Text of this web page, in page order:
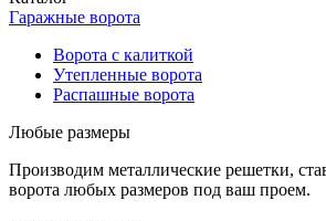
Гаражные ворота
Ворота с калиткой
Утепленные ворота
Распашные ворота
Любые размеры
Производим металлические решетки,
ворота любых размеров под ваш проем.